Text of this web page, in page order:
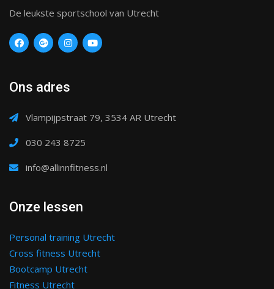
De leukste sportschool van Utrecht
Ons adres
Vlampijpstraat 79, 3534 AR Utrecht
030 243 8725
info@allinnfitness.nl
Onze lessen
Personal training Utrecht
Cross fitness Utrecht
Bootcamp Utrecht
Fitness Utrecht